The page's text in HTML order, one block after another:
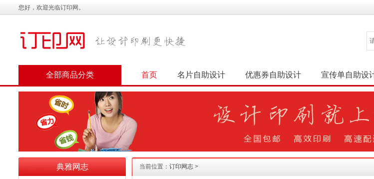
您好，欢迎光临订印网。
全部商品分类 首页 名片自助设计 优惠券自助设计 宣传单自助设
典雅网志 当前位置： 订印网志 >